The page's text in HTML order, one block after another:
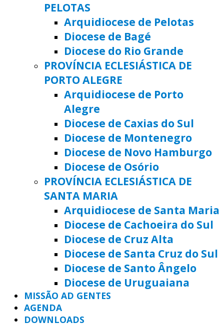
PELOTAS
Arquidiocese de Pelotas
Diocese de Bagé
Diocese do Rio Grande
PROVÍNCIA ECLESIÁSTICA DE
PORTO ALEGRE
Arquidiocese de Porto
Alegre
Diocese de Caxias do Sul
Diocese de Montenegro
Diocese de Novo Hamburgo
Diocese de Osório
PROVÍNCIA ECLESIÁSTICA DE
SANTA MARIA
Arquidiocese de Santa Maria
Diocese de Cachoeira do Sul
Diocese de Cruz Alta
Diocese de Santa Cruz do Sul
Diocese de Santo Ângelo
Diocese de Uruguaiana
MISSÃO AD GENTES
AGENDA
DOWNLOADS